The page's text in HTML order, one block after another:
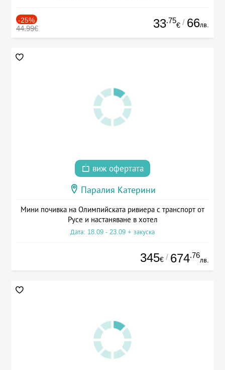
-25%
44.99€ 33.75
€ / 66лв.
виж офертата
Паралия Катерини
Мини почивка на Олимпийската ривиера с транспорт от
Русе и настаняване в хотел
Дата: 18.09 - 23.09 + закуска
345€ / 674.76
лв.